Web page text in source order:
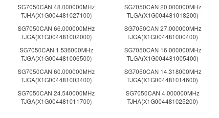
SG7050CAN 48.000000MHz
TJHA(X1G004481027100)
SG7050CAN 20.000000MHz
TLGA(X1G004481018200)
SG7050CAN 66.000000MHz
TJGA(X1G004481002000)
SG7050CAN 27.000000MHz
TJGA(X1G004481000400)
SG7050CAN 1.536000MHz
TJGA(X1G004481006500)
SG7050CAN 16.000000MHz
TLGA(X1G004481005400)
SG7050CAN 60.000000MHz
TJGA(X1G004481003400)
SG7050CAN 14.318000MHz
TJGA(X1G004481014600)
SG7050CAN 24.540000MHz
TJGA(X1G004481011700)
SG7050CAN 4.000000MHz
TJHA(X1G004481025200)